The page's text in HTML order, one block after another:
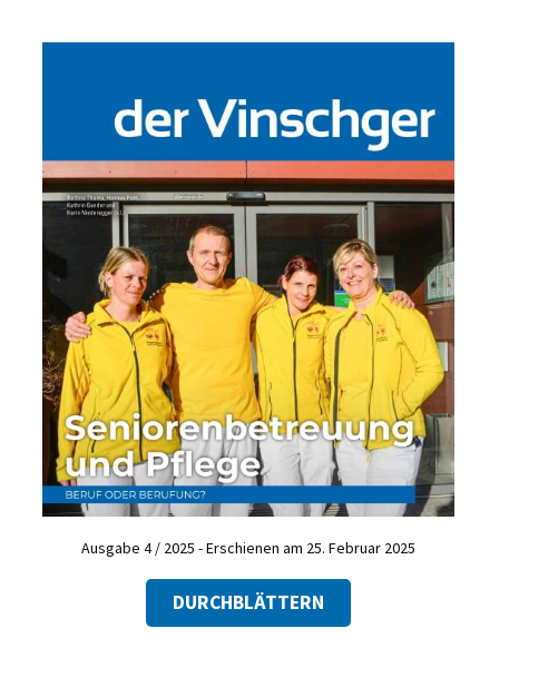
Ausgabe 4 / 2025 - Erschienen am 25. Februar 2025
DURCHBLÄTTERN